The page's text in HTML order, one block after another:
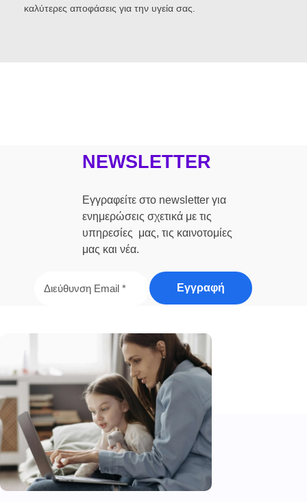
καλύτερες αποφάσεις για την υγεία σας.
NEWSLETTER
Εγγραφείτε στο newsletter για
ενημερώσεις σχετικά με τις
υπηρεσίες μας, τις καινοτομίες
μας και νέα.